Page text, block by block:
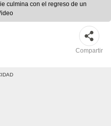
culmina con el regreso de un
Compartir